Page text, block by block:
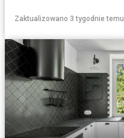
Zaktualizowano 3 tygodnie temu